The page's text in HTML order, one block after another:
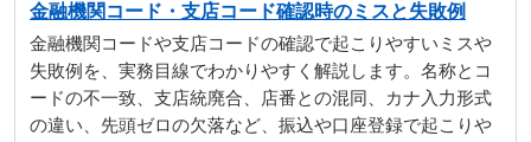
金融機関コード・支店コード確認時のミスと失敗例
金融機関コードや支店コードの確認で起こりやすいミスや
失敗例を、実務目線でわかりやすく解説します。名称とコ
ードの不一致、支店統廃合、店番との混同、カナ入力形式
の違い、先頭ゼロの欠落など、振込や口座登録で起こりや